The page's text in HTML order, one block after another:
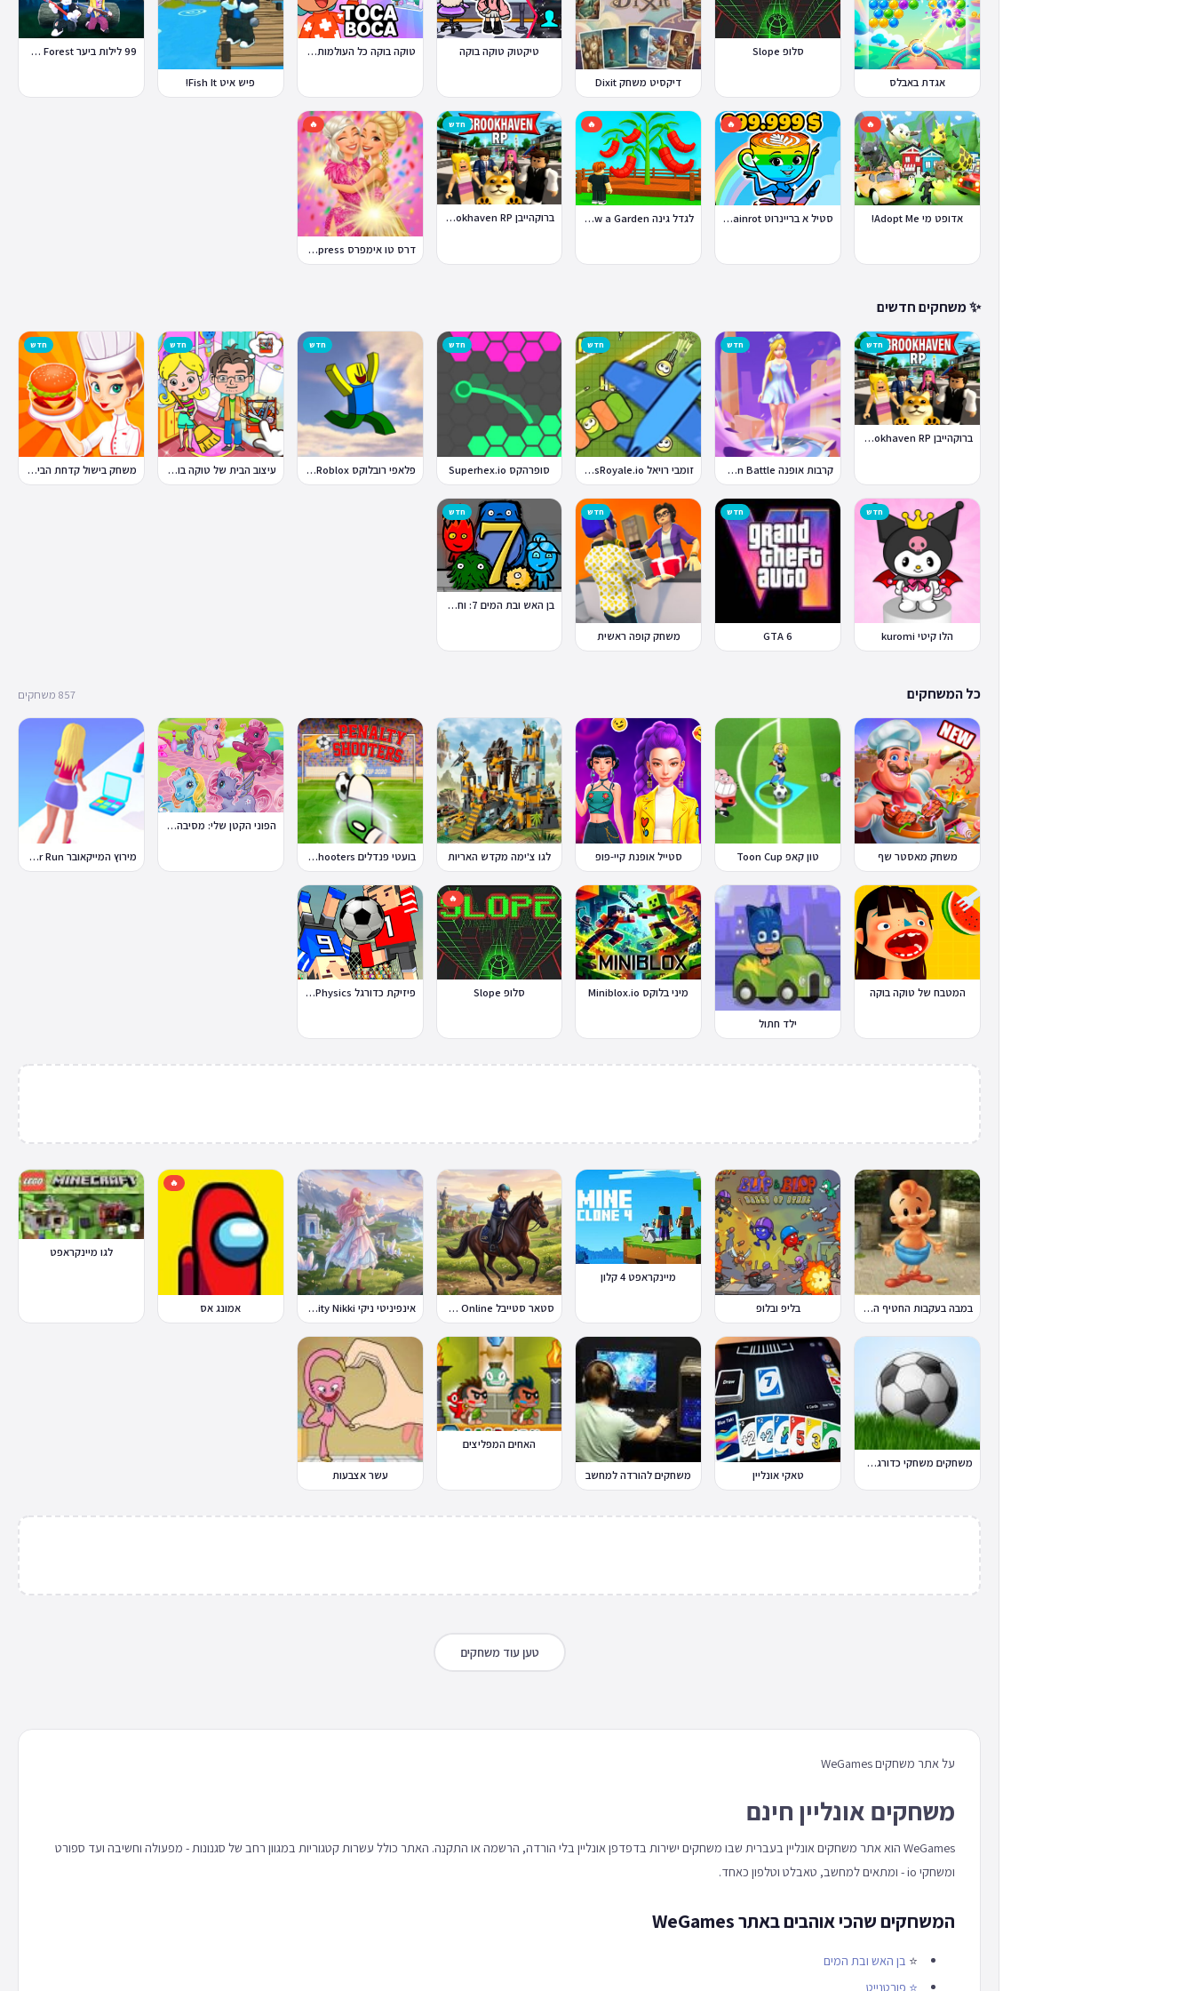
אגדת באבלס
סלופ Slope
דיקסיט משחק Dixit
טיקטוק טוקה בוקה טוקה בוקה כל העולמות בחינם
פיש איט Fish It!
99 לילות ביער Nights in the Forest
🔥
אדופט מי Adopt Me!
🔥
סטיל א בריינרוט Steal a Brainrot
🔥
לגדל גינה Grow a Garden
חדש
ברוקהייבן Brookhaven RP
🔥
דרס טו אימפרס Dress To Impress
✨ משחקים חדשים
חדש
ברוקהייבן Brookhaven RP
חדש
קרבות אופנה Fashion Battle
חדש
זומבי רויאל ZombsRoyale.io
חדש
סופרהקס Superhex.io
חדש
פלאפי רובלוקס Flappy Roblox
חדש
עיצוב הבית של טוקה בוקה
חדש
משחק בישול קדחת הבישול Cooking Fever
חדש
הלו קיטי kuromi
חדש
GTA 6
חדש
משחק קופה ראשית
חדש
בן האש ובת המים 7: וחברים
כל המשחקים 857 משחקים
משחק מאסטר שף טון קאפ Toon Cup סטייל אופנת קיי-פופ לגו צ'ימה מקדש האריות בועטי פנדלים Penalty Shooters
הפוני הקטן שלי: מסיבה בכפר
מירוץ המייקאובר Makeover Run
המטבח של טוקה בוקה
ילד חתול
מיני בלוקס Miniblox.io
🔥
סלופ Slope פיזיקת כדורגל Soccer Physics
במבה בעקבות החטיף החטוף 2 בליפ ובלופ
מיינקראפט 4 קלון
סטאר סטייבל Star Stable Online אינפיניטי ניקי Infinity Nikki
🔥
אמונג אס
לגו מיינקראפט
משחקים משחקי כדורגל במחשב וברשת
טאקי אונליין
משחקים להורדה למחשב
האחים המפליצים
עשר אצבעות
טען עוד משחקים
על אתר משחקים WeGames
משחקים אונליין חינם
WeGames הוא אתר משחקים אונליין בעברית שבו משחקים ישירות בדפדפן אונליין בלי הורדה, הרשמה או התקנה. האתר כולל עשרות קטגוריות במגוון רחב של סגנונות - מפעולה וחשיבה ועד ספורט
ומשחקי io - ומתאים למחשב, טאבלט וטלפון כאחד.
המשחקים שהכי אוהבים באתר WeGames
⭐ בן האש ובת המים
⭐ פורטנייט